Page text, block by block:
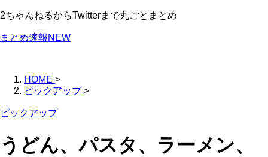
2ちゃんねるからTwitterまで丸ごとまとめ
まとめ速報NEW
HOME >
ピックアップ >
ピックアップ
うどん、パスタ、ラーメン、